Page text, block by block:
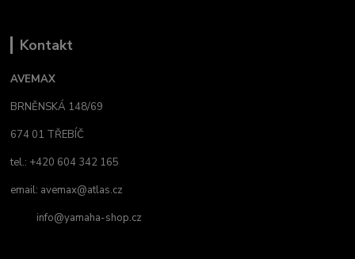
Kontakt
AVEMAX
BRNĚNSKÁ 148/69
674 01 TŘEBÍČ
tel.: +420 604 342 165
email: avemax@atlas.cz
info@yamaha-shop.cz